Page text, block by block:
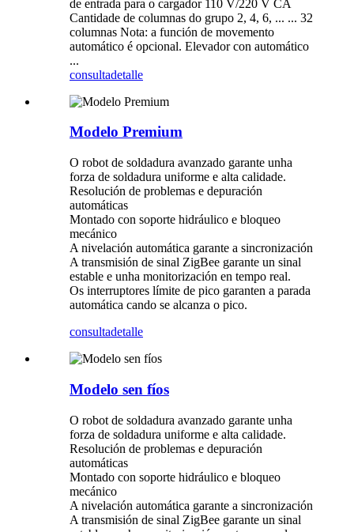
de entrada para o cargador 110 V/220 V CA
Cantidade de columnas do grupo 2, 4, 6, ... ... 32
columnas Nota: a función de movemento
automático é opcional. Elevador con automático
...
consultadetalle
Modelo Premium
O robot de soldadura avanzado garante unha
forza de soldadura uniforme e alta calidade.
Resolución de problemas e depuración
automáticas
Montado con soporte hidráulico e bloqueo
mecánico
A nivelación automática garante a sincronización
A transmisión de sinal ZigBee garante un sinal
estable e unha monitorización en tempo real.
Os interruptores límite de pico garanten a parada
automática cando se alcanza o pico.
consultadetalle
Modelo sen fíos
O robot de soldadura avanzado garante unha
forza de soldadura uniforme e alta calidade.
Resolución de problemas e depuración
automáticas
Montado con soporte hidráulico e bloqueo
mecánico
A nivelación automática garante a sincronización
A transmisión de sinal ZigBee garante un sinal